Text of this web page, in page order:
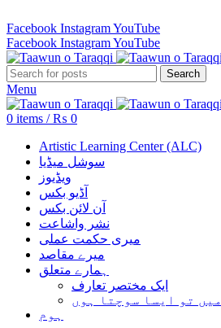
Facebook InstagramYouTube
Facebook InstagramYouTube
Search
Menu
0 items / ₨ 0
Artistic Learning Center (ALC)
سوشل میڈیا
ویڈیوز
آڈیو بکس
آن لائن بکس
نشر واشاعت
میری حکمت عملی
میرے مقاصد
ہمارے متعلق
ایک مختصر تعارف
میں تو ایسا سوچتا ہوں
ہوم